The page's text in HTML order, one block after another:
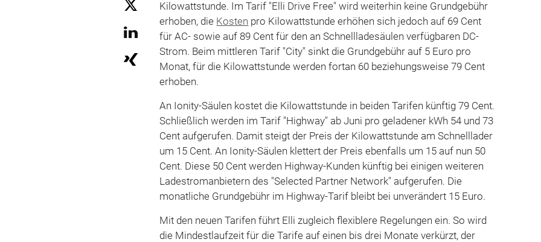
Kilowattstunde. Im Tarif "Elli Drive Free" wird weiterhin keine Grundgebühr
erhoben, die Kosten pro Kilowattstunde erhöhen sich jedoch auf 69 Cent
für AC- sowie auf 89 Cent für den an Schnellladesäulen verfügbaren DC-
Strom. Beim mittleren Tarif "City" sinkt die Grundgebühr auf 5 Euro pro
Monat, für die Kilowattstunde werden fortan 60 beziehungsweise 79 Cent
erhoben.
An Ionity-Säulen kostet die Kilowattstunde in beiden Tarifen künftig 79 Cent.
Schließlich werden im Tarif "Highway" ab Juni pro geladener kWh 54 und 73
Cent aufgerufen. Damit steigt der Preis der Kilowattstunde am Schnelllader
um 15 Cent. An Ionity-Säulen klettert der Preis ebenfalls um 15 auf nun 50
Cent. Diese 50 Cent werden Highway-Kunden künftig bei einigen weiteren
Ladestromanbietern des "Selected Partner Network" aufgerufen. Die
monatliche Grundgebühr im Highway-Tarif bleibt bei unverändert 15 Euro.
Mit den neuen Tarifen führt Elli zugleich flexiblere Regelungen ein. So wird
die Mindestlaufzeit für die Tarife auf einen bis drei Monate verkürzt, der